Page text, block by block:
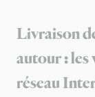
Livraison
autour : les
réseau